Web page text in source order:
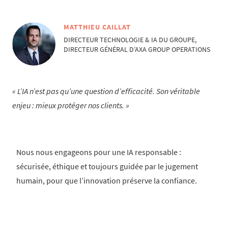
MATTHIEU CAILLAT
DIRECTEUR TECHNOLOGIE & IA DU GROUPE,
DIRECTEUR GÉNÉRAL D’AXA GROUP OPERATIONS
L’IA n’est pas qu’une question d’efficacité. Son véritable
enjeu : mieux protéger nos clients.
Nous nous engageons pour une IA responsable :
sécurisée, éthique et toujours guidée par le jugement
humain, pour que l’innovation préserve la confiance.